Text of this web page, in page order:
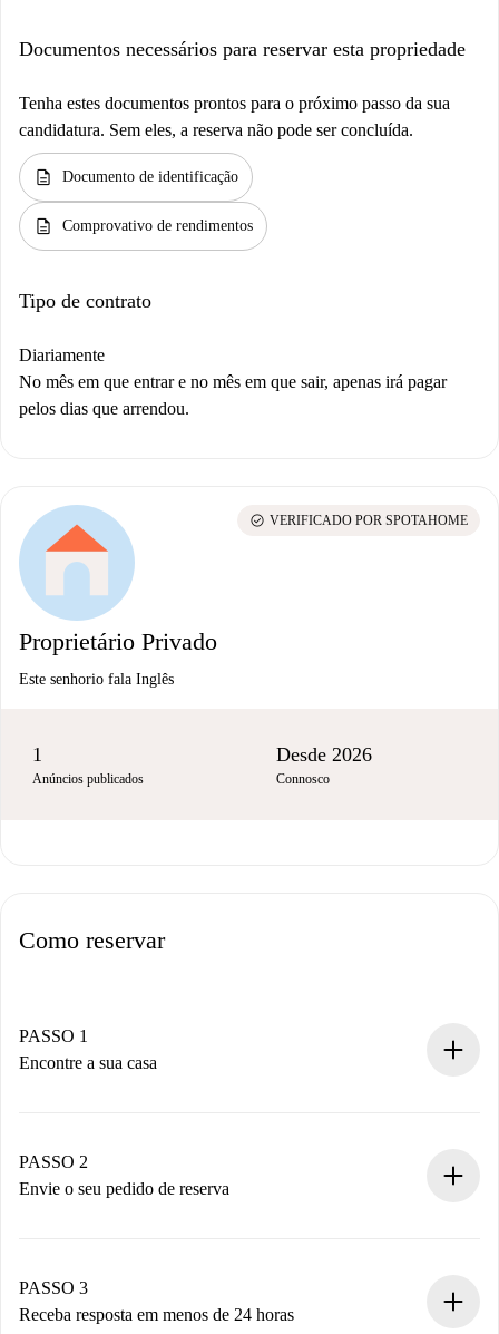
Documentos necessários para reservar esta propriedade
Tenha estes documentos prontos para o próximo passo da sua
candidatura. Sem eles, a reserva não pode ser concluída.
description Documento de identificação
description Comprovativo de rendimentos
Tipo de contrato
Diariamente
No mês em que entrar e no mês em que sair, apenas irá pagar
pelos dias que arrendou.
Proprietário Privado
Este senhorio fala Inglês
check_circle VERIFICADO POR SPOTAHOME
1
Anúncios publicados
Desde 2026
Connosco
Como reservar
PASSO 1
Encontre a sua casa
Você tem todas as informações necessárias
antecipadamente.
PASSO 2
Envie o seu pedido de reserva
Não cobramos nada até que o proprietário confirme.
PASSO 3
Receba resposta em menos de 24 horas